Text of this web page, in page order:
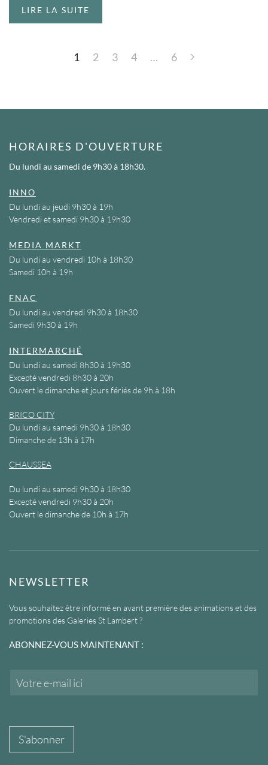
LIRE LA SUITE
1 2 3 4 … 6
HORAIRES D'OUVERTURE
Du lundi au samedi de 9h30 à 18h30.
INNO
Du lundi au jeudi 9h30 à 19h
Vendredi et samedi 9h30 à 19h30
MEDIA MARKT
Du lundi au vendredi 10h à 18h30
Samedi 10h à 19h
FNAC
Du lundi au vendredi 9h30 à 18h30
Samedi 9h30 à 19h
INTERMARCHÉ
Du lundi au samedi 8h30 à 19h30
Excepté vendredi 8h30 à 20h
Ouvert le dimanche et jours fériés de 9h à 18h
BRICO CITY
Du lundi au samedi 9h30 à 18h30
Dimanche de 13h à 17h
CHAUSSEA
Du lundi au samedi 9h30 à 18h30
Excepté vendredi 9h30 à 20h
Ouvert le dimanche de 10h à 17h
NEWSLETTER
Vous souhaitez être informé en avant première des animations et des
promotions des Galeries St Lambert ?
ABONNEZ-VOUS MAINTENANT :
S'abonner